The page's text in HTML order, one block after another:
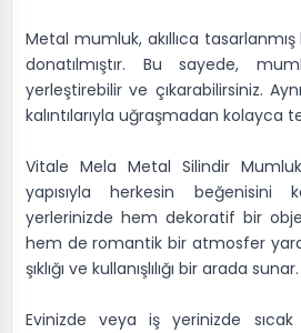
Metal mumluk, akıllıca
donatılmıştır. Bu sayede,
yerleştirebilir ve çıkarabilirsiniz.
kalıntılarıyla uğraşmadan kolayca
Vitale Mela Metal Silindir
yapısıyla herkesin
yerlerinizde hem dekoratif bir
hem de romantik bir atmosfer
şıklığı ve kullanışlılığı bir arada sunar.
Evinizde veya iş yerinizde